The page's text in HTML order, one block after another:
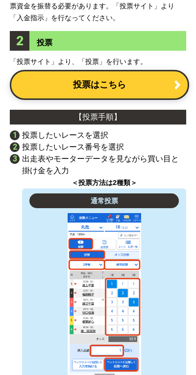
票資金を振替る必要があります。「投票サイト」より
「入金指示」を行なってください。
2 投票
「投票サイト」より、「投票」を行います。
投票はこちら
【投票手順】
1 投票したいレースを選択
2 投票したいレース番号を選択
3
出走表やモーターデータを見ながら買い目と
掛け金を入力
＜投票方法は2種類＞
通常投票